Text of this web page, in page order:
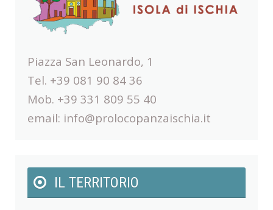
Piazza San Leonardo, 1
Tel. +39 081 90 84 36
Mob. +39 331 809 55 40
email: info@prolocopanzaischia.it
IL TERRITORIO